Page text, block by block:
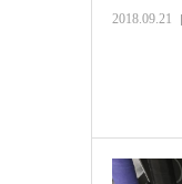
2018.09.21